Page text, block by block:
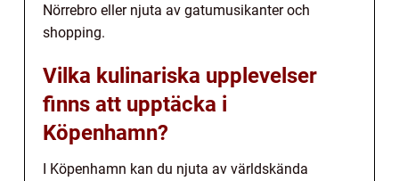
Nörrebro eller njuta av gatumusikanter och
shopping.
Vilka kulinariska upplevelser
finns att upptäcka i
Köpenhamn?
I Köpenhamn kan du njuta av världskända